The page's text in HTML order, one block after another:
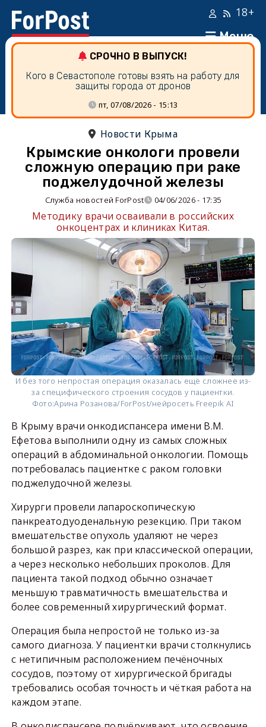
Меню
18+
СРОЧНО В ВЫПУСК!
Кого в Севастополе готовы взять на работу для
защиты города от дронов
пт, 07/08/2026 - 15:13
Новости Крыма
Крымские онкологи провели
сложную операцию при раке
поджелудочной железы
Служба новостей ForPost 04/06/2026 - 17:35
Методику врачи осваивали в российских
онкоцентрах и клиниках Китая.
И без того непростая операция оказалась ещё сложнее из-
за специфического строения сосудов у пациентки.
Фото:Арина Розанова/ForPost/нейросеть Freepik AI
В Крыму врачи онкодиспансера имени В.М.
Ефетова выполнили одну из самых сложных
операций в абдоминальной онкологии. Помощь
потребовалась пациентке с раком головки
поджелудочной железы.
Хирурги провели лапароскопическую
панкреатодуоденальную резекцию. При таком
вмешательстве опухоль удаляют не через
большой разрез, как при классической операции,
а через несколько небольших проколов. Для
пациента такой подход обычно означает
меньшую травматичность вмешательства и
более современный хирургический формат.
Операция была непростой не только из-за
самого диагноза. У пациентки врачи столкнулись
с нетипичным расположением печёночных
сосудов, поэтому от хирургической бригады
требовались особая точность и чёткая работа на
каждом этапе.